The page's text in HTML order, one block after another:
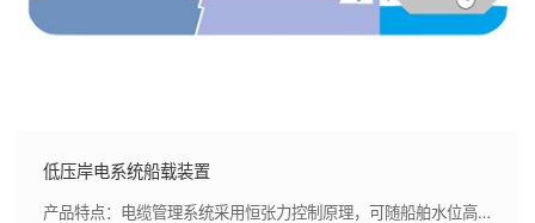
低压岸电系统船载装置
产品特点：电缆管理系统采用恒张力控制原理，可随船舶水位高低自动收放电缆,岸电电源故障时，可自动起动发电机并实现自动并网供电,保证供电连续性。 易操作性